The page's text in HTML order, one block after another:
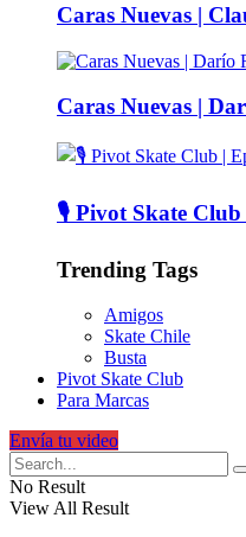
Caras Nuevas |
Caras Nuevas |
🎙️ Pivot Skate
Trending Tags
Amigos
Skate Chile
Busta
Pivot Skate Club
Para Marcas
Envía tu video
No Result
View All Result